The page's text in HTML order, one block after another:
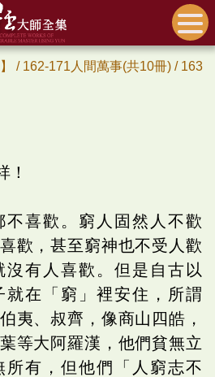
/ 162-171人間萬事(共10冊) / 163
！
不喜歡。窮人固然人不歡
歡，甚至窮神也不受人歡
有人喜歡。但是自古以
就在「窮」裡安住，所謂
夷、叔齊，像商山四皓，
等大阿羅漢，他們貧無立
有，但他們「人窮志不